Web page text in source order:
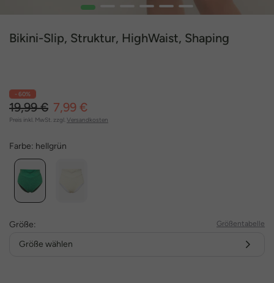
1 4 5 6
Bikini-Slip, Struktur, HighWaist, Shaping
- 60%
19,99 € 7,99 €
Preis inkl. MwSt. zzgl. Versandkosten
Farbe: hellgrün
Größe: Größentabelle
Größe wählen